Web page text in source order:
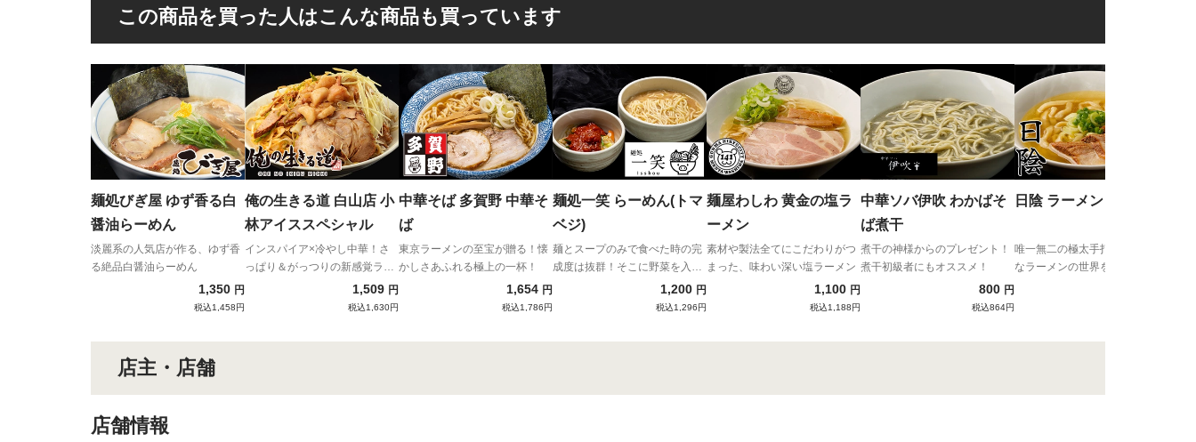
この商品を買った人はこんな商品も買っています
麺処びぎ屋 ゆず香る白
醤油らーめん
淡麗系の人気店が作る、ゆず香
る絶品白醤油らーめん
1,350 円
税込1,458円
俺の生きる道 白山店 小
林アイススペシャル
インスパイア×冷やし中華！さ
っぱり＆がっつりの新感覚ラー
1,509 円
税込1,630円
中華そば 多賀野 中華そ
ば
東京ラーメンの至宝が贈る！懐
かしさあふれる極上の一杯！
1,654 円
税込1,786円
麺処一笑 らーめん(トマ
ベジ)
麺とスープのみで食べた時の完
成度は抜群！そこに野菜を入れ
ることで生まれる新感覚な味！
1,200 円
税込1,296円
麺屋わしわ 黄金の塩ラ
ーメン
素材や製法全てにこだわりがつ
まった、味わい深い塩ラーメン
1,100 円
税込1,188円
中華ソバ伊吹 わかばそ
ば煮干
煮干の神様からのプレゼント！
煮干初級者にもオススメ！
800 円
税込864円
日陰 ラーメン
唯一無二の極太手打ち麺が新た
なラーメンの世界を導き出す！
店主・店舗
店舗情報